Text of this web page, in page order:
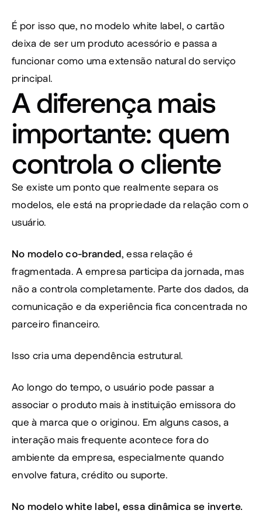
É por isso que, no modelo white label, o cartão
deixa de ser um produto acessório e passa a
funcionar como uma extensão natural do serviço
principal.
A diferença mais
importante: quem
controla o cliente
Se existe um ponto que realmente separa os
modelos, ele está na propriedade da relação com o
usuário.
No modelo co-branded, essa relação é
fragmentada. A empresa participa da jornada, mas
não a controla completamente. Parte dos dados, da
comunicação e da experiência fica concentrada no
parceiro financeiro.
Isso cria uma dependência estrutural.
Ao longo do tempo, o usuário pode passar a
associar o produto mais à instituição emissora do
que à marca que o originou. Em alguns casos, a
interação mais frequente acontece fora do
ambiente da empresa, especialmente quando
envolve fatura, crédito ou suporte.
No modelo white label, essa dinâmica se inverte.